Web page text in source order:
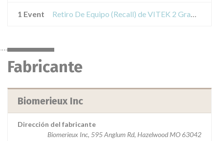
1 Event Retiro De Equipo (Recall) de VITEK 2 Gram Negative Susceptibility Card, ASTN176
Fabricante
Biomerieux Inc
Dirección del fabricante
Biomerieux Inc, 595 Anglum Rd, Hazelwood MO 63042